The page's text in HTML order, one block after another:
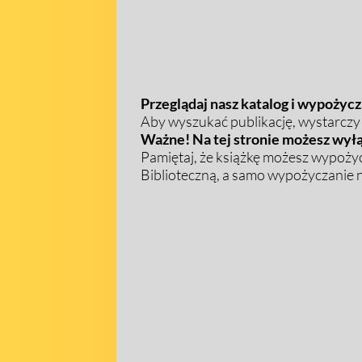
Przeglądaj nasz katalog i
Aby wyszukać publikację,
Ważne! Na tej stronie możesz
Pamiętaj, że książkę możesz
Biblioteczną, a samo wypożyczanie